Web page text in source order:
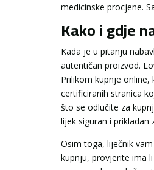
medicinske procjene.
Kako i gdje
Kada je u pitanju
autentičan proizvod.
Prilikom kupnje
certificiranih stranica
što se odlučite za
lijek siguran i prikladan
Osim toga, liječnik
kupnju, provjerite ima